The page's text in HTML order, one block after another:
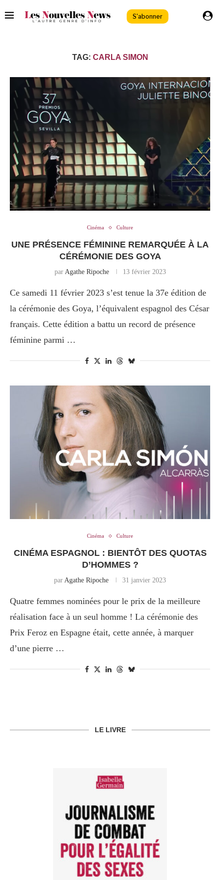
S'abonner
TAG: CARLA SIMON
Cinéma Culture
UNE PRÉSENCE FÉMININE REMARQUÉE À LA
CÉRÉMONIE DES GOYA
par Agathe Ripoche 13 février 2023
Ce samedi 11 février 2023 s’est tenue la 37e édition de
la cérémonie des Goya, l’équivalent espagnol des César
français. Cette édition a battu un record de présence
féminine parmi …
Cinéma Culture
CINÉMA ESPAGNOL : BIENTÔT DES QUOTAS
D’HOMMES ?
par Agathe Ripoche 31 janvier 2023
Quatre femmes nominées pour le prix de la meilleure
réalisation face à un seul homme ! La cérémonie des
Prix Feroz en Espagne était, cette année, à marquer
d’une pierre …
LE LIVRE